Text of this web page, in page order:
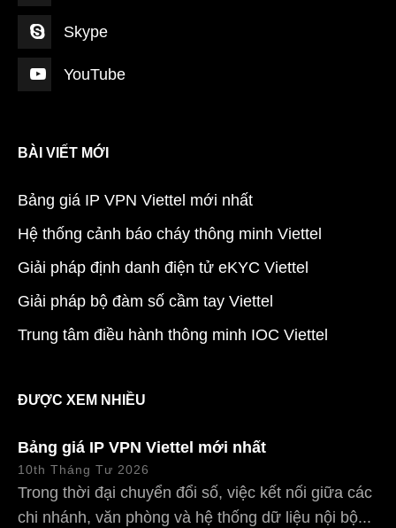
Skype
YouTube
BÀI VIẾT MỚI
Bảng giá IP VPN Viettel mới nhất
Hệ thống cảnh báo cháy thông minh Viettel
Giải pháp định danh điện tử eKYC Viettel
Giải pháp bộ đàm số cầm tay Viettel
Trung tâm điều hành thông minh IOC Viettel
ĐƯỢC XEM NHIỀU
Bảng giá IP VPN Viettel mới nhất
10th Tháng Tư 2026
Trong thời đại chuyển đổi số, việc kết nối giữa các
chi nhánh, văn phòng và hệ thống dữ liệu nội bộ...